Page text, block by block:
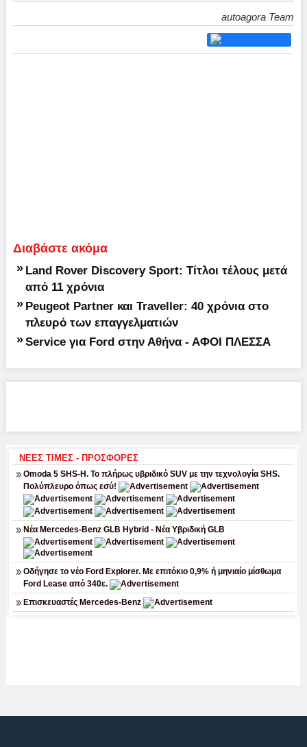
autoagora Team
Διαβάστε ακόμα
» Land Rover Discovery Sport: Τίτλοι τέλους μετά
από 11 χρόνια
» Peugeot Partner και Traveller: 40 χρόνια στο
πλευρό των επαγγελματιών
» Service για Ford στην Αθήνα - ΑΦΟΙ ΠΛΕΣΣΑ